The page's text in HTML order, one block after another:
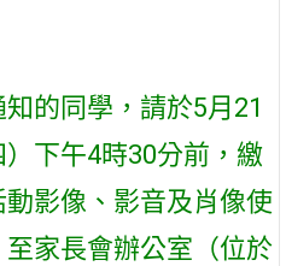
的同學，請於5月21
）下午4時30分前，繳
影像、影音及肖像使
至家長會辦公室（位於